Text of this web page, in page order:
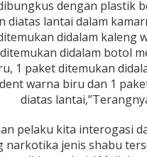
dengan plastik
diatas lantai dalam
didalam kaleng
didalam botol
1 paket ditemukan
warna biru dan 1
diatas
pelaku kita interogasi
narkotika jenis shabu